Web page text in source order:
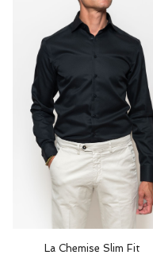
La Chemise Slim Fit